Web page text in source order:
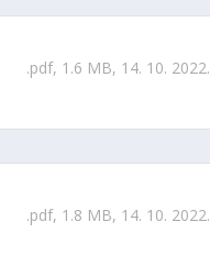
.pdf, 1.6 MB, 14. 10. 2022.
.pdf, 1.8 MB, 14. 10. 2022.